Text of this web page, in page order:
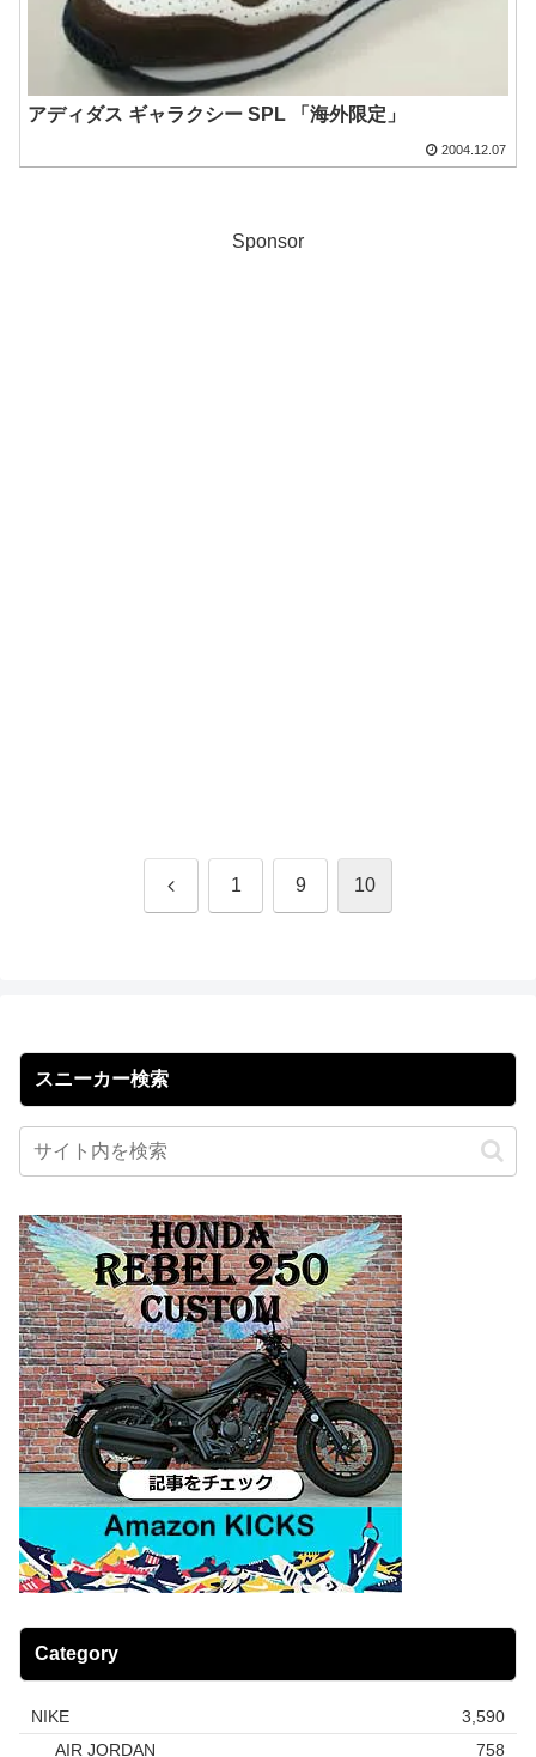
アディダス ギャラクシー SPL 「海外限定」
2004.12.07
Sponsor
前 1 9 10
スニーカー検索
Category
NIKE
3,590
AIR JORDAN
758